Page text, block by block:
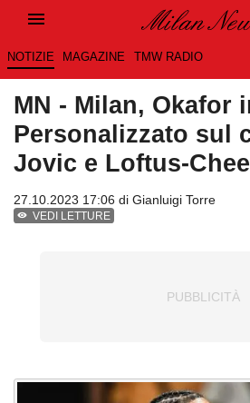
NOTIZIE MAGAZINE TMW RADIO
MN - Milan, Okafor
Personalizzato sul
Jovic e Loftus-
27.10.2023 17:06 di Gianluigi Torre
VEDI LETTURE